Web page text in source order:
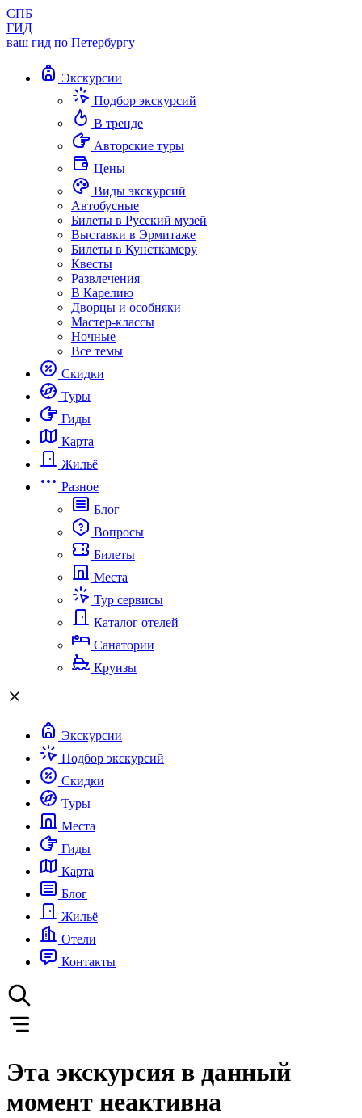
СПБ
ГИД
ваш гид по Петербургу
Экскурсии
Подбор экскурсий
В тренде
Авторские туры
Цены
Виды экскурсий
Автобусные
Билеты в Русский музей
Выставки в Эрмитаже
Билеты в Кунсткамеру
Квесты
Развлечения
В Карелию
Дворцы и особняки
Мастер-классы
Ночные
Все темы
Скидки
Туры
Гиды
Карта
Жильё
Разное
Блог
Вопросы
Билеты
Места
Тур сервисы
Каталог отелей
Санатории
Круизы
Экскурсии
Подбор экскурсий
Скидки
Туры
Места
Гиды
Карта
Блог
Жильё
Отели
Контакты
Эта экскурсия в данный
момент неактивна